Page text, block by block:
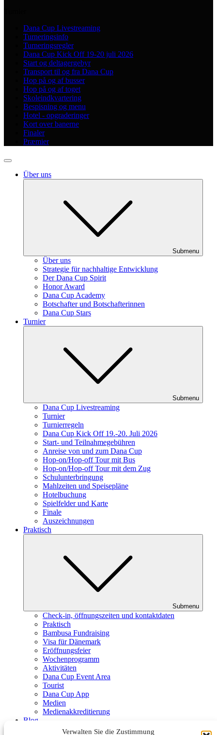
Verwalten Sie die Zustimmung
Dana Cup Livestreaming
Turneringsinfo
Turneringsregler
Dana Cup Kick Off 19-20 juli 2026
Start og deltagergebyr
Transport til og fra Dana Cup
Hop på og af busser
Hop på og af toget
Skoleindkvartering
Bespisning og menu
Hotel - opgraderinger
Kort over banerne
Finaler
Præmier
Über uns
Submenu
Über uns
Strategie für nachhaltige Entwicklung
Der Dana Cup Spirit
Honor Award
Dana Cup Academy
Botschafter und Botschafterinnen
Dana Cup Stars
Turnier
Submenu
Dana Cup Livestreaming
Turnier
Turnierregeln
Dana Cup Kick Off 19.-20. Juli 2026
Start- und Teilnahmegebühren
Anreise von und zum Dana Cup
Hop-on/Hop-off Tour mit Bus
Hop-on/Hop-off Tour mit dem Zug
Schulunterbringung
Mahlzeiten und Speisepläne
Hotelbuchung
Spielfelder und Karte
Finale
Auszeichnungen
Praktisch
Submenu
Check-in, öffnungszeiten und kontaktdaten
Praktisch
Bambusa Fundraising
Visa für Dänemark
Eröffnungsfeier
Wochenprogramm
Aktivitäten
Dana Cup Event Area
Tourist
Dana Cup App
Medien
Medienakkreditierung
Blog
Schiedsrichter